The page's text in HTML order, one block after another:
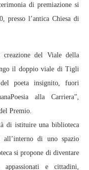
di premiazione si
presso l’antica Chiesa di
creazione del Viale della
il doppio viale di Tigli
poeta insignito, fuori
alla Carriera”,
Premio.
di istituire una biblioteca
all’interno di uno spazio
si propone di diventare
e cittadini,